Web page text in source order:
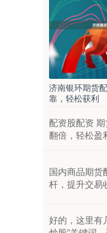
济南银环期货
靠，轻松获利
配资股配资
翻倍，轻松盈
国内商品期货
杆，提升交易
好的，这里有